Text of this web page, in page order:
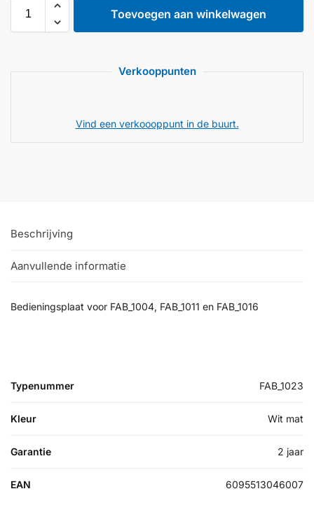
Toevoegen aan winkelwagen
Verkooppunten
Vind een verkoooppunt in de buurt.
Beschrijving
Aanvullende informatie
Bedieningsplaat voor FAB_1004, FAB_1011 en FAB_1016
Typenummer FAB_1023
Kleur Wit mat
Garantie 2 jaar
EAN 6095513046007